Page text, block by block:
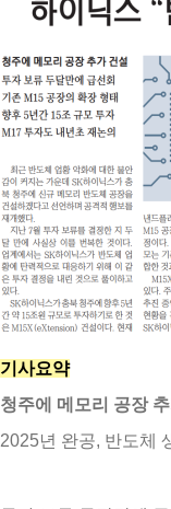
기사요약
청주에 메모리 공장
2025년 완공, 반도체